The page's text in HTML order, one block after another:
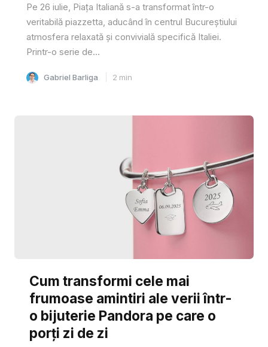
Pe 26 iulie, Piața Italiană s-a transformat într-o
veritabilă piazzetta, aducând în centrul Bucureștiului
atmosfera relaxată și convivială specifică Italiei.
Printr-o serie de...
Gabriel Barliga 2 min
Cum transformi cele mai
frumoase amintiri ale verii într-
o bijuterie Pandora pe care o
porți zi de zi